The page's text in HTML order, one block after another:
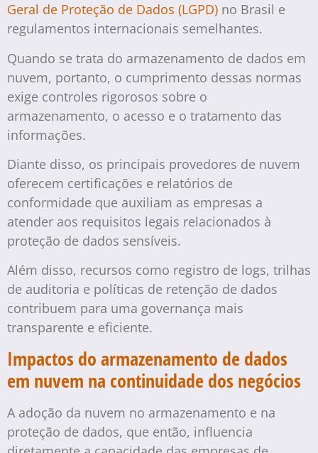
Geral de Proteção de Dados (LGPD) no Brasil e
regulamentos internacionais semelhantes.
Quando se trata do armazenamento de dados em
nuvem, portanto, o cumprimento dessas normas
exige controles rigorosos sobre o
armazenamento, o acesso e o tratamento das
informações.
Diante disso, os principais provedores de nuvem
oferecem certificações e relatórios de
conformidade que auxiliam as empresas a
atender aos requisitos legais relacionados à
proteção de dados sensíveis.
Além disso, recursos como registro de logs, trilhas
de auditoria e políticas de retenção de dados
contribuem para uma governança mais
transparente e eficiente.
Impactos do armazenamento de dados
em nuvem na continuidade dos negócios
A adoção da nuvem no armazenamento e na
proteção de dados, que então, influencia